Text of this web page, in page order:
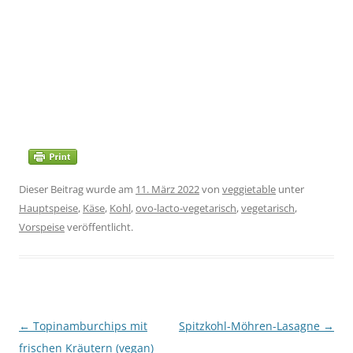
Dieser Beitrag wurde am 11. März 2022von veggietable unter
Hauptspeise, Käse, Kohl,ovo-lacto-vegetarisch,vegetarisch,
Vorspeiseveröffentlicht.
Beitragsnavigation
← Topinamburchips mit
frischen Kräutern (vegan)
Spitzkohl-Möhren-Lasagne →